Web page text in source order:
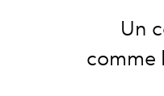
Un
comme